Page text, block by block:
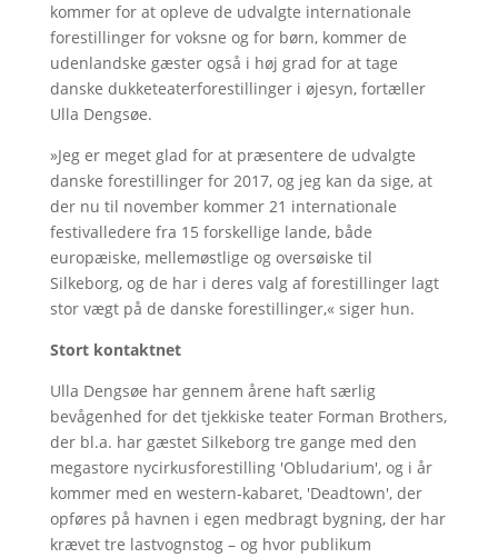
kommer for at opleve de udvalgte internationale
forestillinger for voksne og for børn, kommer de
udenlandske gæster også i høj grad for at tage
danske dukketeaterforestillinger i øjesyn, fortæller
Ulla Dengsøe.
»Jeg er meget glad for at præsentere de udvalgte
danske forestillinger for 2017, og jeg kan da sige, at
der nu til november kommer 21 internationale
festivalledere fra 15 forskellige lande, både
europæiske, mellemøstlige og oversøiske til
Silkeborg, og de har i deres valg af forestillinger lagt
stor vægt på de danske forestillinger,« siger hun.
Stort kontaktnet
Ulla Dengsøe har gennem årene haft særlig
bevågenhed for det tjekkiske teater Forman Brothers,
der bl.a. har gæstet Silkeborg tre gange med den
megastore nycirkusforestilling 'Obludarium', og i år
kommer med en western-kabaret, 'Deadtown', der
opføres på havnen i egen medbragt bygning, der har
krævet tre lastvognstog – og hvor publikum